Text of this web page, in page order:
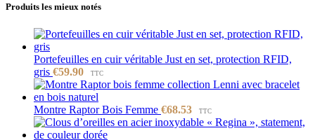
Produits les mieux notés
Portefeuilles en cuir véritable Just en set, protection RFID,
gris €59.90 TTC
Montre Raptor Bois Femme €68.53 TTC